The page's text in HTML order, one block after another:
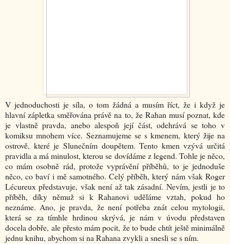
V jednoduchosti je síla, o tom žádná a musím říct, že i když je
hlavní zápletka směřována právě na to, že Rahan musí poznat, kde
je vlastně pravda, anebo alespoň její část, odehrává se toho v
komiksu mnohem více. Seznamujeme se s kmenem, který žije na
ostrově, které je Slunečním doupětem. Tento kmen vzývá určitá
pravidla a má minulost, kterou se dovídáme z legend. Tohle je něco,
co mám osobně rád, protože vyprávění příběhů, to je jednoduše
něco, co baví i mě samotného. Celý příběh, který nám však Roger
Lécureux představuje, však není až tak zásadní. Nevím, jestli je to
příběh, díky němuž si k Rahanovi uděláme vztah, pokud ho
neznáme. Ano, je pravda, že není potřeba znát celou mytologii,
která se za tímhle hrdinou skrývá, je nám v úvodu představen
docela dobře, ale přesto mám pocit, že to bude chtít ještě minimálně
jednu knihu, abychom si na Rahana zvykli a snesli se s ním.